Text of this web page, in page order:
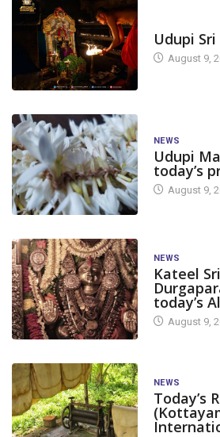
Udupi
August 9,
NEWS
Udupi
today’s
August 9,
NEWS
Kateel Sri
today’s
August 9,
NEWS
Today’s